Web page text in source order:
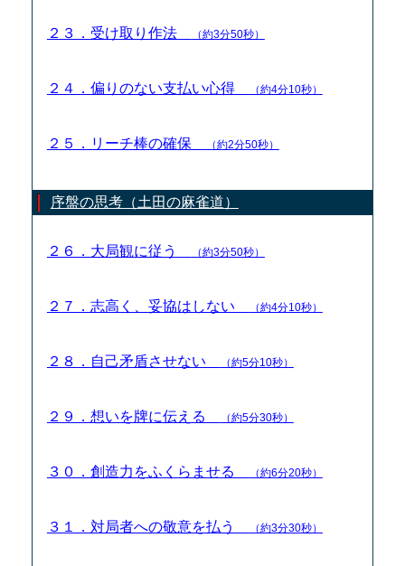
２３．受け取り作法 （約3分50秒）
２４．偏りのない支払い心得 （約4分10秒）
２５．リーチ棒の確保 （約2分50秒）
序盤の思考（土田の麻雀道）
２６．大局観に従う （約3分50秒）
２７．志高く、妥協はしない （約4分10秒）
２８．自己矛盾させない （約5分10秒）
２９．想いを牌に伝える （約5分30秒）
３０．創造力をふくらませる （約6分20秒）
３１．対局者への敬意を払う （約3分30秒）